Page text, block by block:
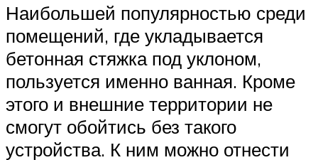
Наибольшей популярностью среди
помещений, где укладывается
бетонная стяжка под уклоном,
пользуется именно ванная. Кроме
этого и внешние территории не
смогут обойтись без такого
устройства. К ним можно отнести